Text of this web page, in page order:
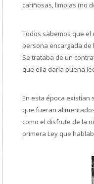
cariñosas, limpias (no
Todos sabemos que el
persona encargada de
Se trataba de un
que ella daría buena
En esta época
que fueran
como el disfrute de la
primera Ley que